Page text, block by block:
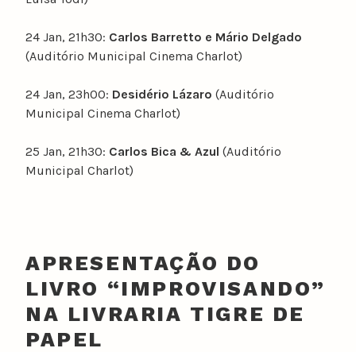
24 Jan, 21h30: Carlos Barretto e Mário Delgado
(Auditório Municipal Cinema Charlot)
24 Jan, 23h00: Desidério Lázaro (Auditório
Municipal Cinema Charlot)
25 Jan, 21h30: Carlos Bica & Azul (Auditório
Municipal Charlot)
APRESENTAÇÃO DO
LIVRO “IMPROVISANDO”
NA LIVRARIA TIGRE DE
PAPEL